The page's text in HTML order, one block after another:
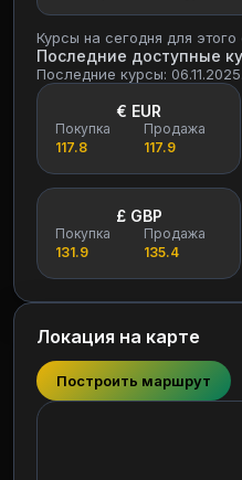
Курсы на сегодня для
Последние доступные
Последние курсы: 06.11.2025.
€ EUR
Покупка
117.8
Продажа
117.9
£ GBP
Покупка
131.9
Продажа
135.4
Локация на карте
Построить маршрут